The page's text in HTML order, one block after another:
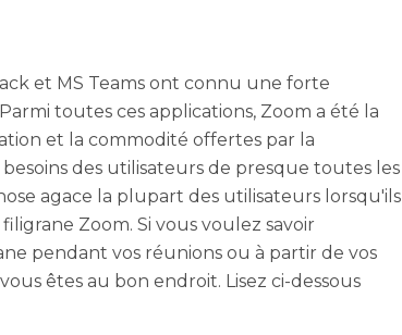
et MS Teams ont connu une forte
toutes ces applications, Zoom a été la
et la commodité offertes par la
des utilisateurs de presque toutes les
agace la plupart des utilisateurs lorsqu'ils
Zoom. Si vous voulez savoir
pendant vos réunions ou à partir de vos
êtes au bon endroit. Lisez ci-dessous